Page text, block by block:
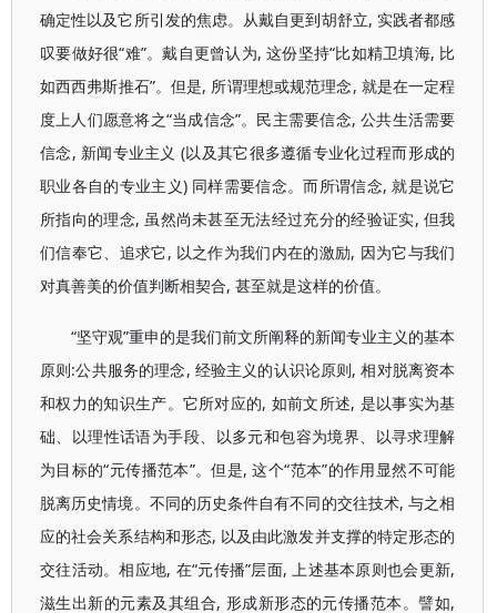
确定性以及它所引发的焦虑。从戴自更到胡舒立, 实践者都感
叹要做好很“难”。戴自更曾认为, 这份坚持“比如精卫填海, 比
如西西弗斯推石”。但是, 所谓理想或规范理念, 就是在一定程
度上人们愿意将之“当成信念”。民主需要信念, 公共生活需要
信念, 新闻专业主义 (以及其它很多遵循专业化过程而形成的
职业各自的专业主义) 同样需要信念。而所谓信念, 就是说它
所指向的理念, 虽然尚未甚至无法经过充分的经验证实, 但我
们信奉它、追求它, 以之作为我们内在的激励, 因为它与我们
对真善美的价值判断相契合, 甚至就是这样的价值。
“坚守观”重申的是我们前文所阐释的新闻专业主义的基本
原则:公共服务的理念, 经验主义的认识论原则, 相对脱离资本
和权力的知识生产。它所对应的, 如前文所述, 是以事实为基
础、以理性话语为手段、以多元和包容为境界、以寻求理解
为目标的“元传播范本”。但是, 这个“范本”的作用显然不可能
脱离历史情境。不同的历史条件自有不同的交往技术, 与之相
应的社会关系结构和形态, 以及由此激发并支撑的特定形态的
交往活动。相应地, 在“元传播”层面, 上述基本原则也会更新,
滋生出新的元素及其组合, 形成新形态的元传播范本。譬如,